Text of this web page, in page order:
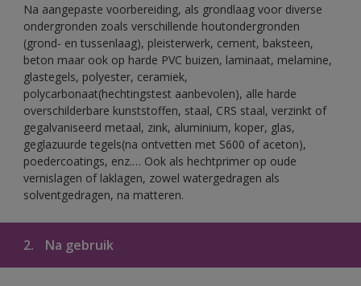
Na aangepaste voorbereiding, als grondlaag voor diverse
ondergronden zoals verschillende houtondergronden
(grond- en tussenlaag), pleisterwerk, cement, baksteen,
beton maar ook op harde PVC buizen, laminaat, melamine,
glastegels, polyester, ceramiek,
polycarbonaat(hechtingstest aanbevolen), alle harde
overschilderbare kunststoffen, staal, CRS staal, verzinkt of
gegalvaniseerd metaal, zink, aluminium, koper, glas,
geglazuurde tegels(na ontvetten met S600 of aceton),
poedercoatings, enz.… Ook als hechtprimer op oude
vernislagen of laklagen, zowel watergedragen als
solventgedragen, na matteren.
2. Na gebruik